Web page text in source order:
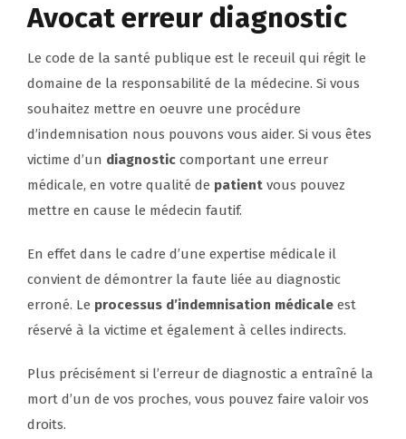
Avocat erreur diagnostic
Le code de la santé publique est le receuil qui régit le
domaine de la responsabilité de la médecine. Si vous
souhaitez mettre en oeuvre une procédure
d’indemnisation nous pouvons vous aider. Si vous êtes
victime d’un diagnostic comportant une erreur
médicale, en votre qualité de patient vous pouvez
mettre en cause le médecin fautif.
En effet dans le cadre d’une expertise médicale il
convient de démontrer la faute liée au diagnostic
erroné. Le processus d’indemnisation médicale est
réservé à la victime et également à celles indirects.
Plus précisément si l’erreur de diagnostic a entraîné la
mort d’un de vos proches, vous pouvez faire valoir vos
droits.